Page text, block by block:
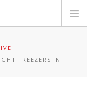
FREEZERS IN